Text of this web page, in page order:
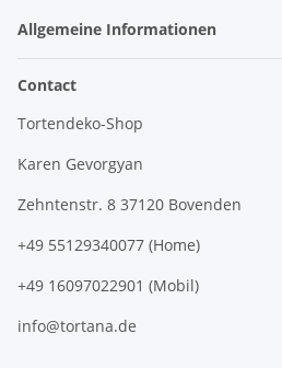
Allgemeine Informationen
Contact
Tortendeko-Shop
Karen Gevorgyan
Zehntenstr. 8 37120 Bovenden
+49 55129340077 (Home)
+49 16097022901 (Mobil)
info@tortana.de